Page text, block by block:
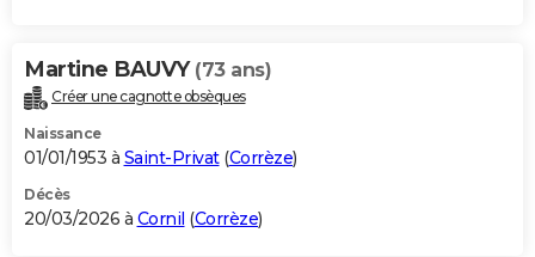
Carte de Noël
Carte Bonne année
Carte Saint-Valentin
Carte Pâques
Carte d'anniversaire
DICTIONNAIRE
Dictionnaire
Biographies
Citations
Expressions
Proverbes
PROGRAMME TV
S'inscrire
Se connecter
Lycées
Collèges
Primaires
Universités
Entreprises
Service militaire
Avis de recherche
AVIS DE DÉCÈS
Martine BAUVY (73 ans)
Créer une cagnotte obsèques
Naissance
01/01/1953 à Saint-Privat(Corrèze)
Décès
20/03/2026 à Cornil (Corrèze)